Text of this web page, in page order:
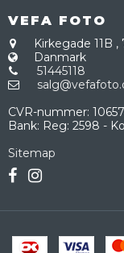
VEFA FOTO
Kirkegade 11B ,
Danmark
51445118
CVR-nummer:
Bank: Reg: 2598 -
Sitemap